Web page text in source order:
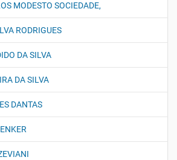
MODESTO SOCIEDADE,
RODRIGUES
DA SILVA
DA SILVA
DANTAS